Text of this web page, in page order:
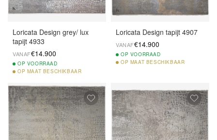
Loricata Design grey/ lux
tapijt 4933
VANAF€14.900
OP VOORRAAD
OP MAAT BESCHIKBAAR
Loricata Design tapijt 4907
VANAF€14.900
OP VOORRAAD
OP MAAT BESCHIKBAAR